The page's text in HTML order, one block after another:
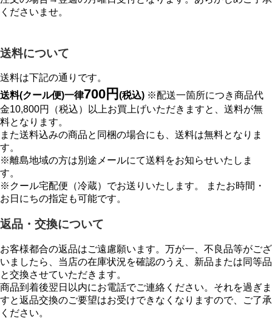
くださいませ。
送料について
送料は下記の通りです。
送料(クール便)一律700円 (税込) ※配送一箇所につき商品代
金10,800円（税込）以上お買上げいただきますと、送料が無
料となります。
また送料込みの商品と同梱の場合にも、送料は無料となりま
す。
※離島地域の方は別途メールにて送料をお知らせいたしま
す。
※クール宅配便（冷蔵）でお送りいたします。 またお時間・
お日にちの指定も可能です。
返品・交換について
お客様都合の返品はご遠慮願います。万が一、不良品等がござ
いましたら、当店の在庫状況を確認のうえ、新品または同等品
と交換させていただきます。
商品到着後翌日以内にお電話でご連絡ください。それを過ぎま
すと返品交換のご要望はお受けできなくなりますので、ご了承
ください。